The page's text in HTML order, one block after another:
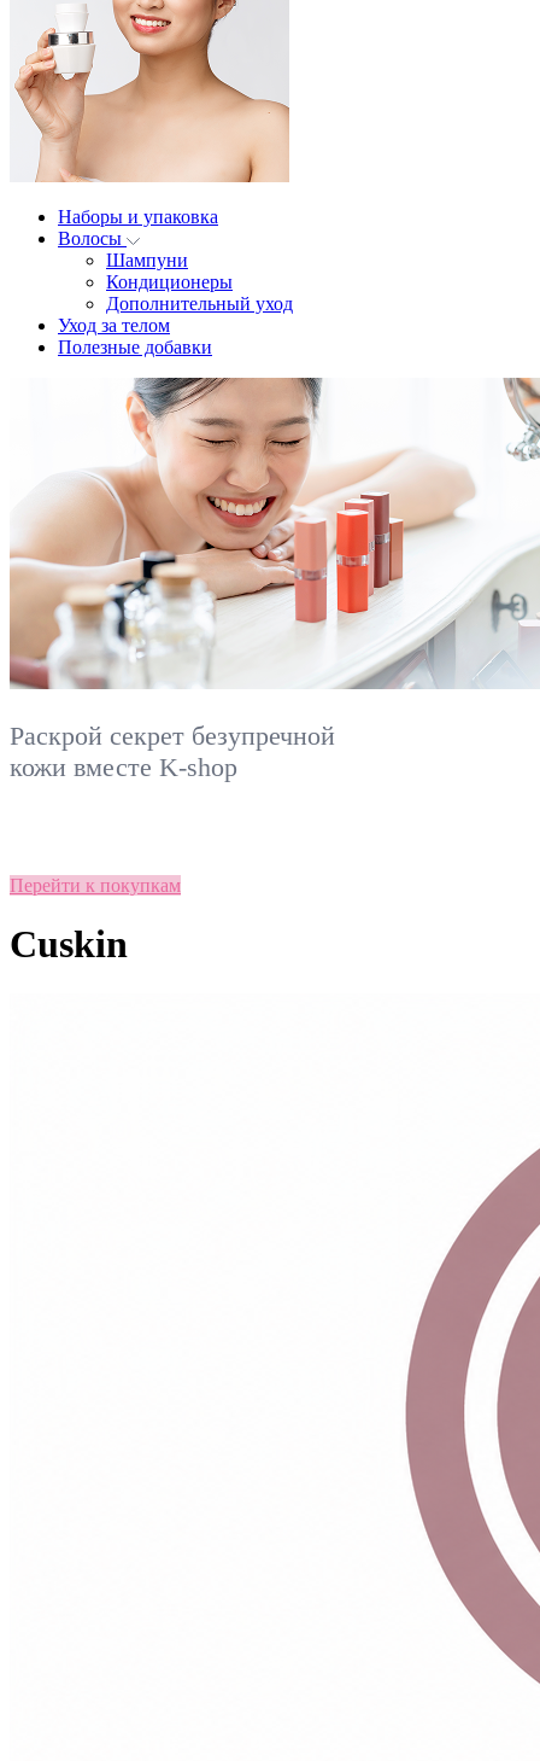
Наборы и упаковка
Волосы
Шампуни
Кондиционеры
Дополнительный уход
Уход за телом
Полезные добавки
Раскрой секрет безупречной
кожи вместе K-shop
Перейти к покупкам
Cuskin